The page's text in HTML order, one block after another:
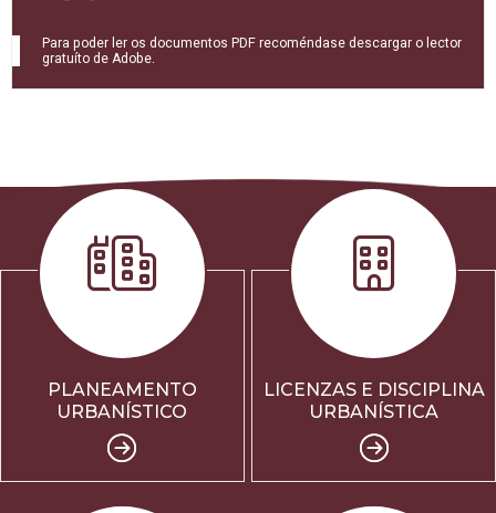
Para poder ler os documentos PDF recoméndase descargar o lector
gratuíto de Adobe.
PLANEAMENTO
URBANÍSTICO
LICENZAS E DISCIPLINA
URBANÍSTICA